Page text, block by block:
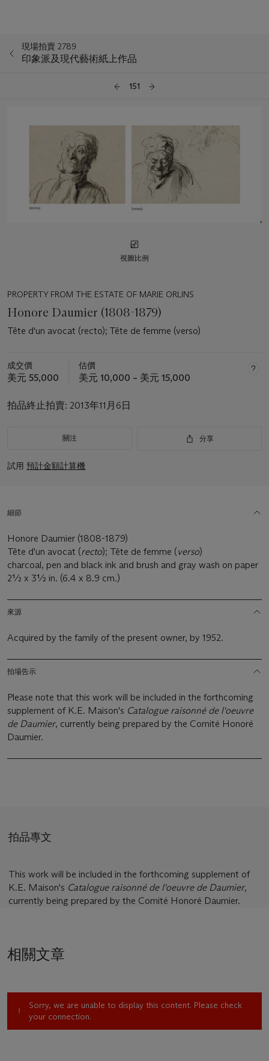
現場拍賣 2789
印象派及現代藝術紙上作品
151
視圖比例
PROPERTY FROM THE ESTATE OF MARIE ORLINS
Honore Daumier (1808-1879)
Tête d'un avocat (recto); Tête de femme (verso)
成交價
美元 55,000
估價
美元 10,000 – 美元 15,000
拍品終止拍賣: 2013年11月6日
關注 分享
試用 預計金額計算機
細節
Honore Daumier (1808-1879)
Tête d'un avocat (recto); Tête de femme (verso)
charcoal, pen and black ink and brush and gray wash on paper
2½ x 3½ in. (6.4 x 8.9 cm.)
來源
Acquired by the family of the present owner, by 1952.
拍場告示
Please note that this work will be included in the forthcoming
supplement of K.E. Maison's Catalogue raisonné de l'oeuvre
de Daumier, currently being prepared by the Comité Honoré
Daumier.
拍品專文
This work will be included in the forthcoming supplement of
K.E. Maison's Catalogue raisonné de l'oeuvre de Daumier,
currently being prepared by the Comité Honoré Daumier.
相關文章
Sorry, we are unable to display this content. Please check
your connection.